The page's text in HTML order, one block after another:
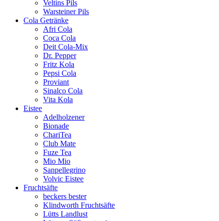
Veltins Pils
Warsteiner Pils
Cola Getränke
Afri Cola
Coca Cola
Deit Cola-Mix
Dr. Pepper
Fritz Kola
Pepsi Cola
Proviant
Sinalco Cola
Vita Kola
Eistee
Adelholzener
Bionade
ChariTea
Club Mate
Fuze Tea
Mio Mio
Sanpellegrino
Volvic Eistee
Fruchtsäfte
beckers bester
Klindworth Fruchtsäfte
Lütts Landlust